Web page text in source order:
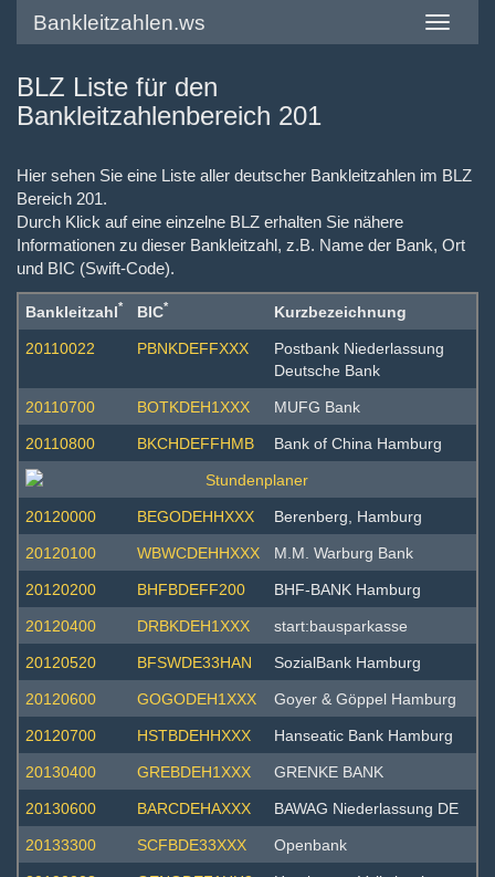
Toggle
Bankleitzahlen.ws
BLZ Liste für den
Bankleitzahlenbereich 201
Hier sehen Sie eine Liste aller deutscher Bankleitzahlen im BLZ
Bereich 201.
Durch Klick auf eine einzelne BLZ erhalten Sie nähere
Informationen zu dieser Bankleitzahl, z.B. Name der Bank, Ort
und BIC (Swift-Code).
Bankleitzahl* BIC* Kurzbezeichnung
20110022 PBNKDEFFXXX
Postbank Niederlassung
Deutsche Bank
20110700 BOTKDEH1XXX MUFG Bank
20110800 BKCHDEFFHMB Bank of China Hamburg
20120000 BEGODEHHXXX Berenberg, Hamburg
20120100 WBWCDEHHXXX M.M. Warburg Bank
20120200 BHFBDEFF200 BHF-BANK Hamburg
20120400 DRBKDEH1XXX start:bausparkasse
20120520 BFSWDE33HAN SozialBank Hamburg
20120600 GOGODEH1XXX Goyer & Göppel Hamburg
20120700 HSTBDEHHXXX Hanseatic Bank Hamburg
20130400 GREBDEH1XXX GRENKE BANK
20130600 BARCDEHAXXX BAWAG Niederlassung DE
20133300 SCFBDE33XXX Openbank